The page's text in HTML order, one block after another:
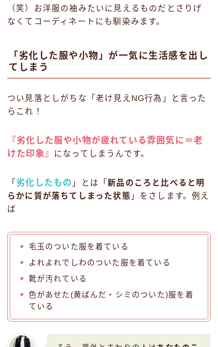
（笑）お洋服の袖みたいに見えるものだとさりげ
なくてコーディネートにも馴染みます。
「劣化した服や小物」が一気に生活感を出し
てしまう
つい見落としがちな「老け見えNG行為」と言った
らこれ！
『劣化した服や小物が疲れている雰囲気に＝老
けた印象』
になってしまうんです。
「 劣化したもの 」とは「新品のころと比べると明
らかに質が落ちてしまった状態 」をさします。例え
ば
毛玉のついた服を着ている
よれよれでしわのついた服を着ている
靴が汚れている
色があせた(黄ばんだ・シミのついた)服を着
ている